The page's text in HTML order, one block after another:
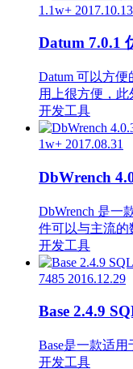
1.1w+ 2017.10.13
Datum 7.0.1
Datum 可以方
用上很方便，
开发工具
1w+ 2017.08.31
DbWrench
DbWrench 是一
件可以与主流的
开发工具
7485 2016.12.29
Base 2.4.9
Base是一款适用
开发工具